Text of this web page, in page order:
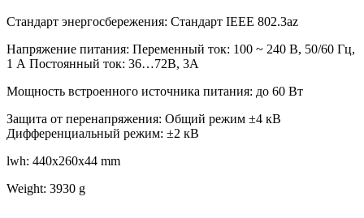
Стандарт энергосбережения: Стандарт IEEE 802.3az
Напряжение питания: Переменный ток: 100 ~ 240 В, 50/60 Гц,
1 А Постоянный ток: 36…72В, 3А
Мощность встроенного источника питания: до 60 Вт
Защита от перенапряжения: Общий режим ±4 кВ
Дифференциальный режим: ±2 кВ
lwh: 440x260x44 mm
Weight: 3930 g